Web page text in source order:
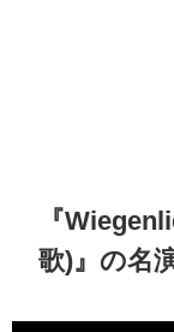
『
歌)』の名